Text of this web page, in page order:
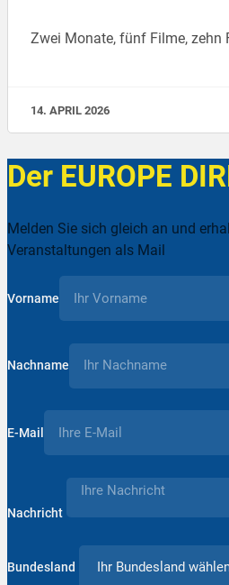
Zwei Monate, fünf Filme, zehn
14. APRIL 2026
Der EUROPE
Melden Sie sich gleich an und
Veranstaltungen als Mail
Vorname
Nachname
E-Mail
Nachricht
Bundesland